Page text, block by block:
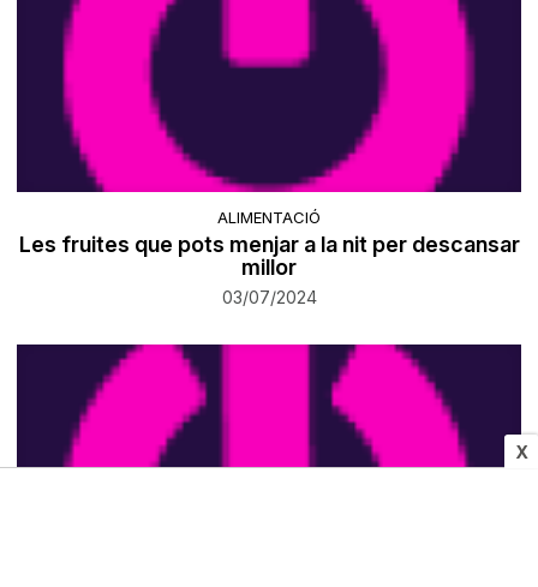
X
ALIMENTACIÓ
Les fruites que pots menjar a la nit per descansar
millor
03/07/2024